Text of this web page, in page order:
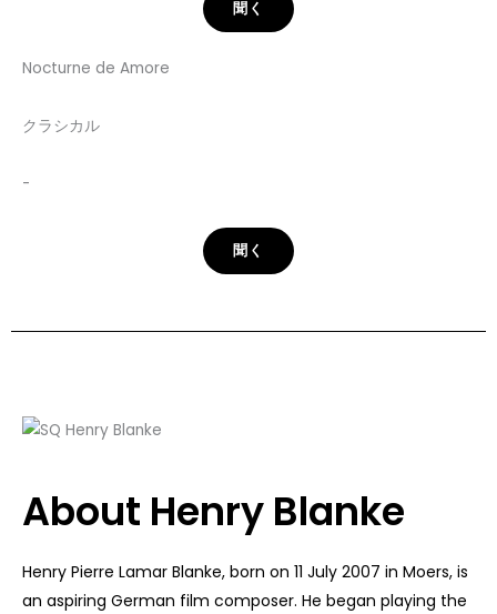
聞く
Nocturne de Amore
クラシカル
-
聞く
About Henry Blanke
Henry Pierre Lamar Blanke, born on 11 July 2007 in Moers, is
an aspiring German film composer. He began playing the